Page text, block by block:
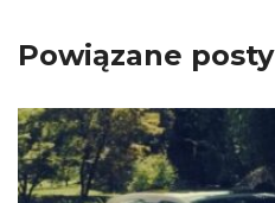
Powiązane posty